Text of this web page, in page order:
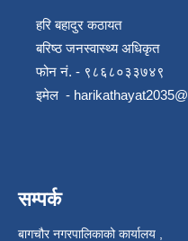
हरि बहादुर कठायत
बरिष्ठ जनस्वास्थ्य अधिकृत
फोन नं. - ९८६८०३३७४९
इमेल -
सम्पर्क
बागचौर नगरपालिकाको कार्यालय ,